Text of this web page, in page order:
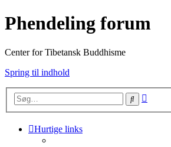
Phendeling forum
Center for Tibetansk Buddhisme
Spring til indhold
Søg
Hurtige links